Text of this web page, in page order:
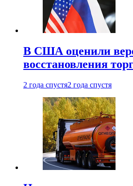
В США оценили
восстановления
2 года спустя2 года спустя